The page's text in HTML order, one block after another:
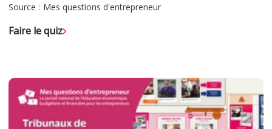
Source : Mes questions d'entrepreneur
Faire le quiz